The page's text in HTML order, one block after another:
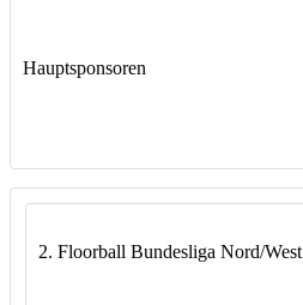
Hauptsponsoren
2. Floorball Bundesliga Nord/West